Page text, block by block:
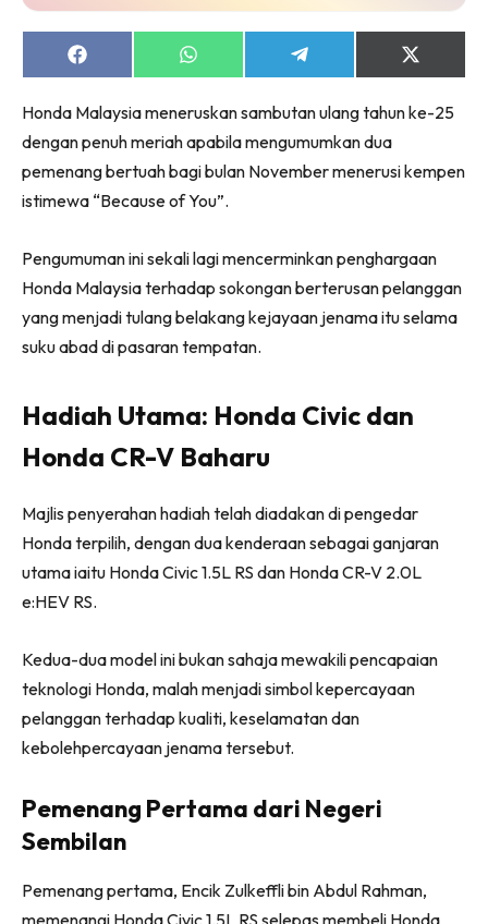
Share
on
Share
on
Share
on
Share
on
(Twitter)
Honda Malaysia meneruskan sambutan ulang tahun ke-25
dengan penuh meriah apabila mengumumkan dua
pemenang bertuah bagi bulan November menerusi kempen
istimewa “Because of You”.
Pengumuman ini sekali lagi mencerminkan penghargaan
Honda Malaysia terhadap sokongan berterusan pelanggan
yang menjadi tulang belakang kejayaan jenama itu selama
suku abad di pasaran tempatan.
Hadiah Utama: Honda Civic dan
Honda CR-V Baharu
Majlis penyerahan hadiah telah diadakan di pengedar
Honda terpilih, dengan dua kenderaan sebagai ganjaran
utama iaitu Honda Civic 1.5L RS dan Honda CR-V 2.0L
e:HEV RS.
Kedua-dua model ini bukan sahaja mewakili pencapaian
teknologi Honda, malah menjadi simbol kepercayaan
pelanggan terhadap kualiti, keselamatan dan
kebolehpercayaan jenama tersebut.
Pemenang Pertama dari Negeri
Sembilan
Pemenang pertama, Encik Zulkeffli bin Abdul Rahman,
memenangi Honda Civic 1.5L RS selepas membeli Honda